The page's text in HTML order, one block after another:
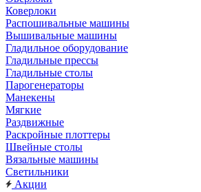
Коверлоки
Распошивальные машины
Вышивальные машины
Гладильное оборудование
Гладильные прессы
Гладильные столы
Парогенераторы
Манекены
Мягкие
Раздвижные
Раскройные плоттеры
Швейные столы
Вязальные машины
Светильники
Акции